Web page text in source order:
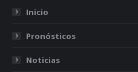
Inicio
Pronósticos
Noticias